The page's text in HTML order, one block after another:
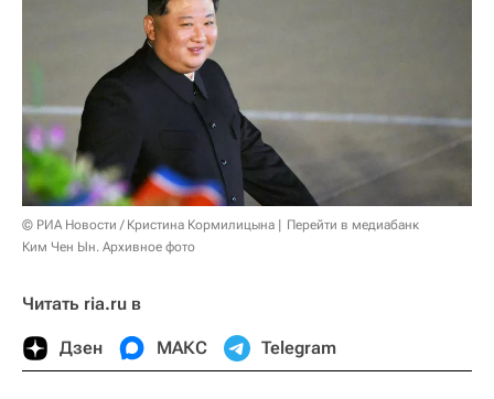
© РИА Новости / Кристина Кормилицына
Перейти в медиабанк
Ким Чен Ын. Архивное фото
Читать ria.ru в
Дзен МАКС Telegram